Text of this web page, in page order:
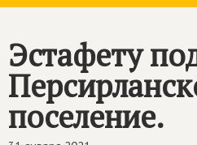
Эстафету
поселение.